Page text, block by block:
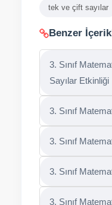
tek ve çift sayılar
Benzer
3. Sınıf
Sayılar Etkinliği
3. Sınıf
3. Sınıf
3. Sınıf
3. Sınıf